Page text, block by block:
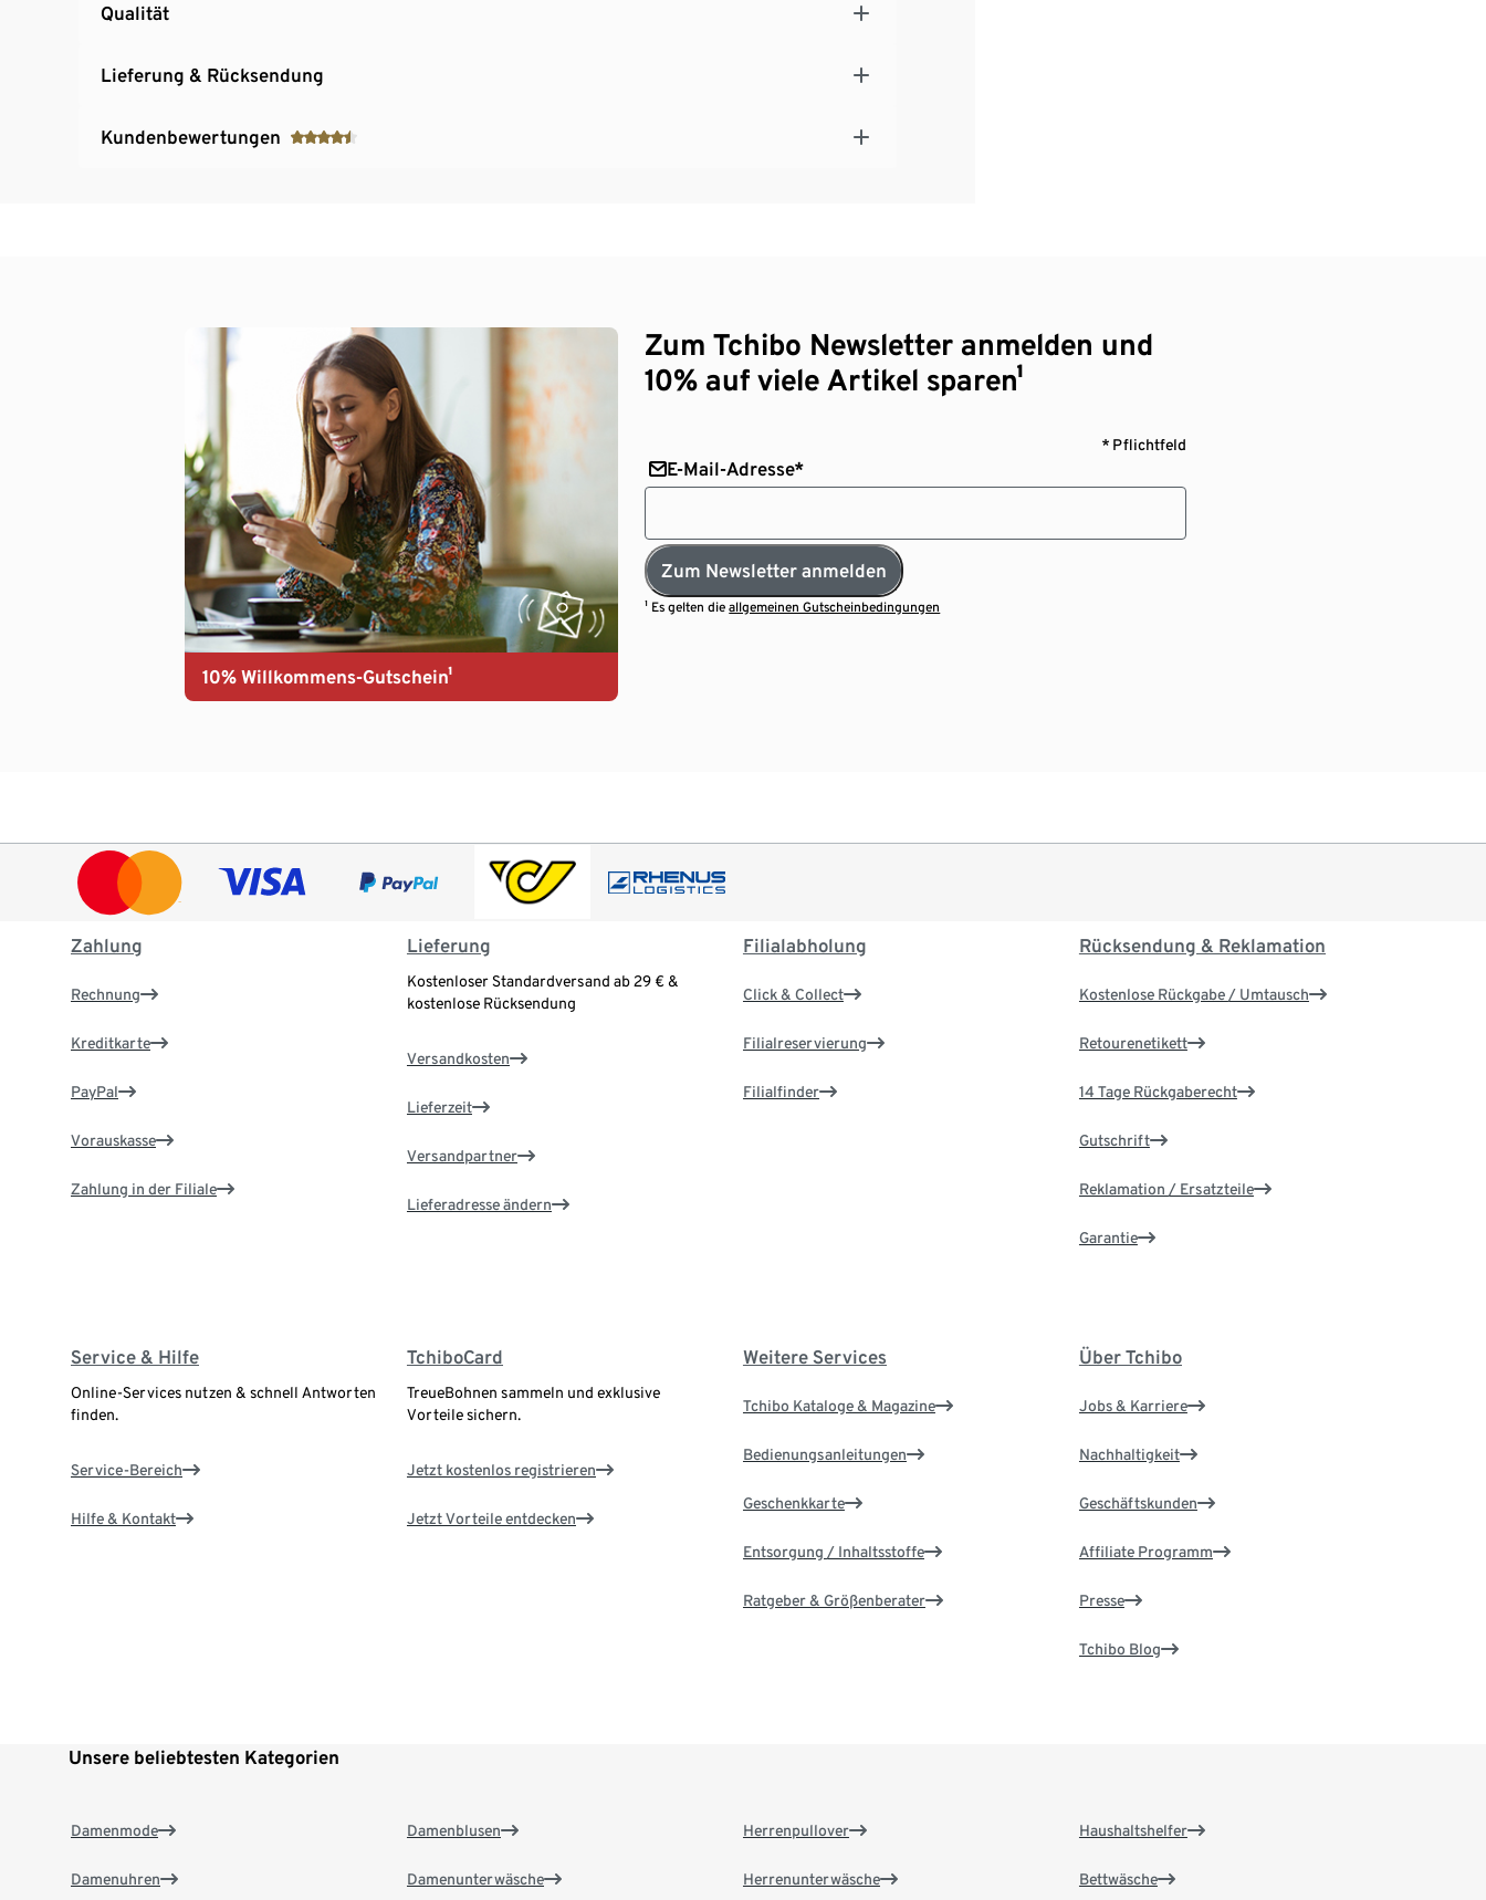
Qualität
Lieferung & Rücksendung
Kundenbewertungen
10% Willkommens-Gutschein¹
Zum Tchibo Newsletter anmelden und
10% auf viele Artikel sparen¹
* Pflichtfeld
E-Mail-Adresse*
Zum Newsletter anmelden
¹ Es gelten dieallgemeinen Gutscheinbedingungen
Zahlung
Rechnung
Kreditkarte
PayPal
Vorauskasse
Zahlung in der Filiale
Lieferung
Kostenloser Standardversand ab 29 € &
kostenlose Rücksendung
Versandkosten
Lieferzeit
Versandpartner
Lieferadresse ändern
Filialabholung
Click & Collect
Filialreservierung
Filialfinder
Rücksendung & Reklamation
Kostenlose Rückgabe / Umtausch
Retourenetikett
14 Tage Rückgaberecht
Gutschrift
Reklamation / Ersatzteile
Garantie
Service & Hilfe
Online-Services nutzen & schnell Antworten
finden.
Service-Bereich
Hilfe & Kontakt
TchiboCard
TreueBohnen sammeln und exklusive
Vorteile sichern.
Jetzt kostenlos registrieren
Jetzt Vorteile entdecken
Weitere Services
Tchibo Kataloge & Magazine
Bedienungsanleitungen
Geschenkkarte
Entsorgung / Inhaltsstoffe
Ratgeber & Größenberater
Über Tchibo
Jobs & Karriere
Nachhaltigkeit
Geschäftskunden
Affiliate Programm
Presse
Tchibo Blog
Unsere beliebtesten Kategorien
Damenmode
Damenuhren
Damenblusen
Damenunterwäsche
Herrenpullover
Herrenunterwäsche
Haushaltshelfer
Bettwäsche